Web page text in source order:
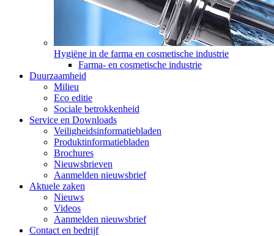
Hygiëne in de farma en cosmetische industrie
Farma- en cosmetische industrie
Duurzaamheid
Milieu
Eco editie
Sociale betrokkenheid
Service en Downloads
Veiligheidsinformatiebladen
Produktinformatiebladen
Brochures
Nieuwsbrieven
Aanmelden nieuwsbrief
Aktuele zaken
Nieuws
Videos
Aanmelden nieuwsbrief
Contact en bedrijf